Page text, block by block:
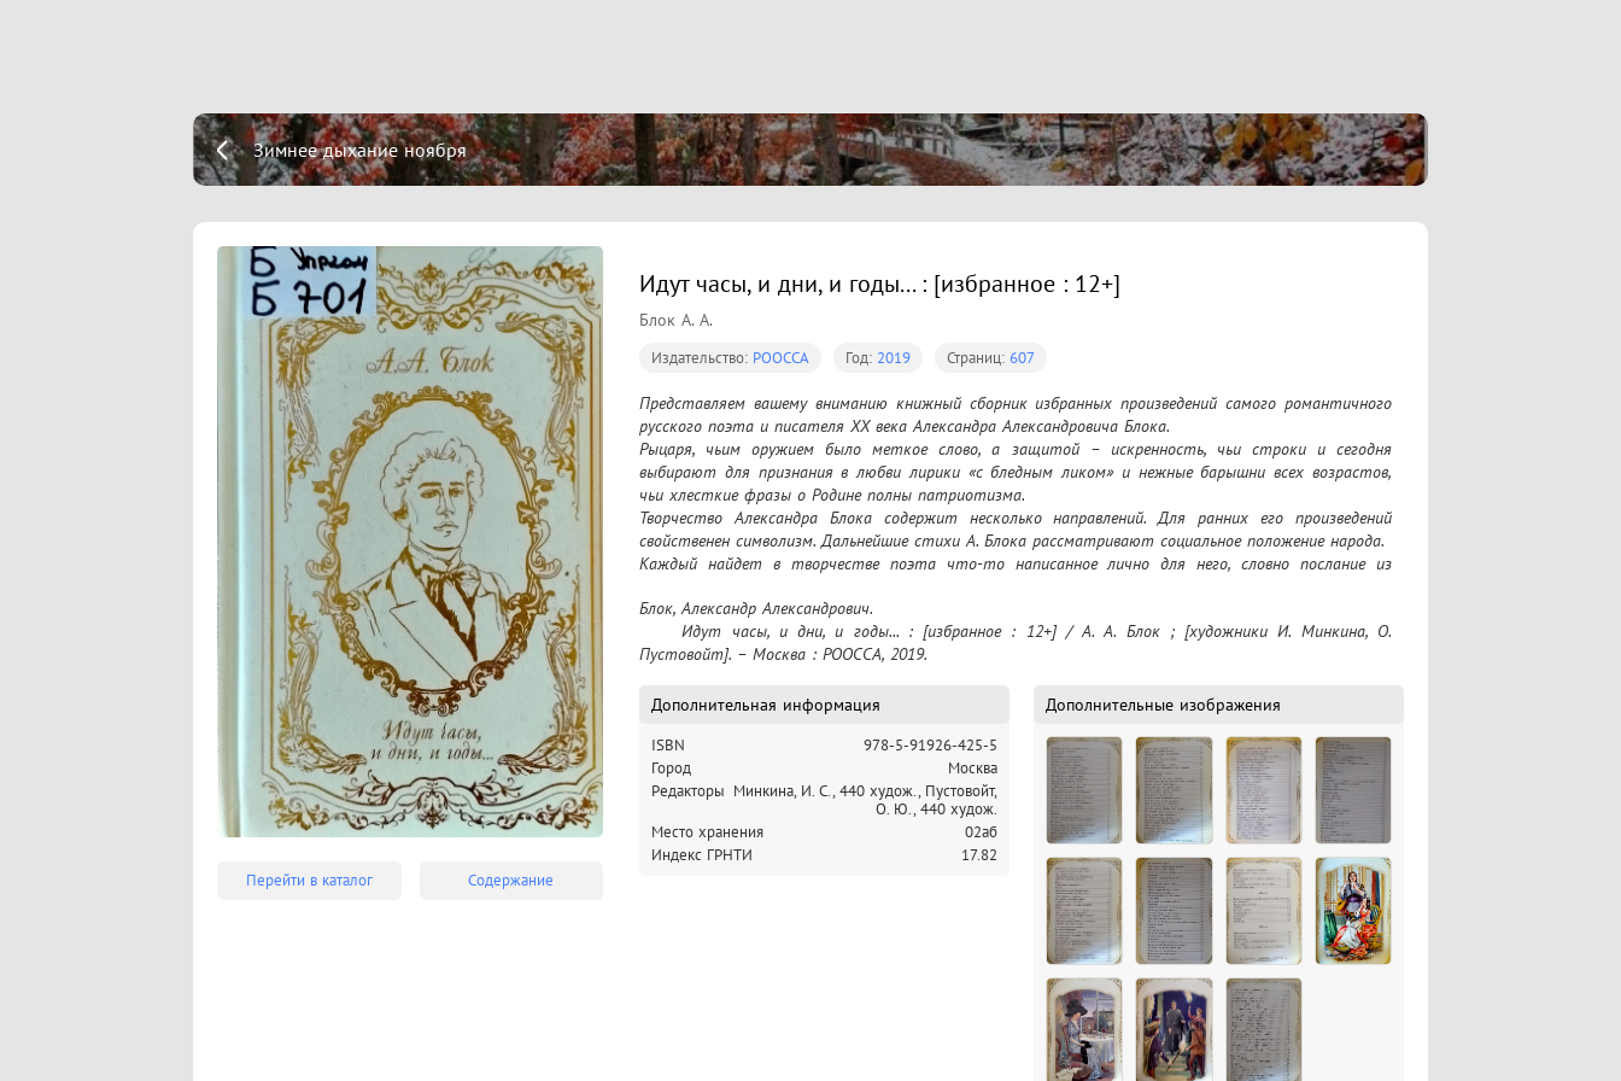
Зимнее дыхание ноября
Перейти в каталог Содержание
Идут часы, и дни, и годы... : [избранное : 12+]
Блок А. А.
Издательство: РООССА Год: 2019 Страниц: 607
Представляем вашему вниманию книжный сборник избранных произведений самого романтичного
русского поэта и писателя ХХ века Александра Александровича Блока.
Рыцаря, чьим оружием было меткое слово, а защитой – искренность, чьи строки и сегодня
выбирают для признания в любви лирики «с бледным ликом» и нежные барышни всех возрастов,
чьи хлесткие фразы о Родине полны патриотизма.
Творчество Александра Блока содержит несколько направлений. Для ранних его произведений
свойственен символизм. Дальнейшие стихи А. Блока рассматривают социальное положение народа.
Каждый найдет в творчестве поэта что-то написанное лично для него, словно послание из
Книга А. Блок “Идут часы, и дни, и годы…” выполнена в твердом переплете с золотым теснением и
с трехсторонним золотым обрезом, дополнена красивыми иллюстрациями, будет интересна и
хорошим подарком для человека любого возраста.
Блок, Александр Александрович.
	Идут часы, и дни, и годы... : [избранное : 12+] / А. А. Блок ; [художники И. Минкина, О.
Пустовойт]. – Москва : РООССА, 2019.
Дополнительная информация
ISBN
978-5-91926-425-5
Город
Москва
Редакторы Минкина, И. С., 440 худож., Пустовойт,
О. Ю., 440 худож.
Место хранения
02аб
Индекс ГРНТИ
17.82
Дополнительные изображения